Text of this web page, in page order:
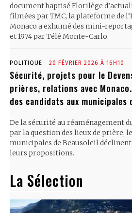
document baptisé Florilège
filmées par TMC, la plateforme de
Monaco a exhumé des mini-
et 1974 par Télé Monte-Carlo.
POLITIQUE 20 FÉVRIER 2026 À 16H10
Sécurité, projets pour le
prières, relations avec
des candidats aux municipales
De la sécurité au réaménagement
par la question des lieux de prière,
municipales de Beausoleil
leurs propositions.
La Sélection